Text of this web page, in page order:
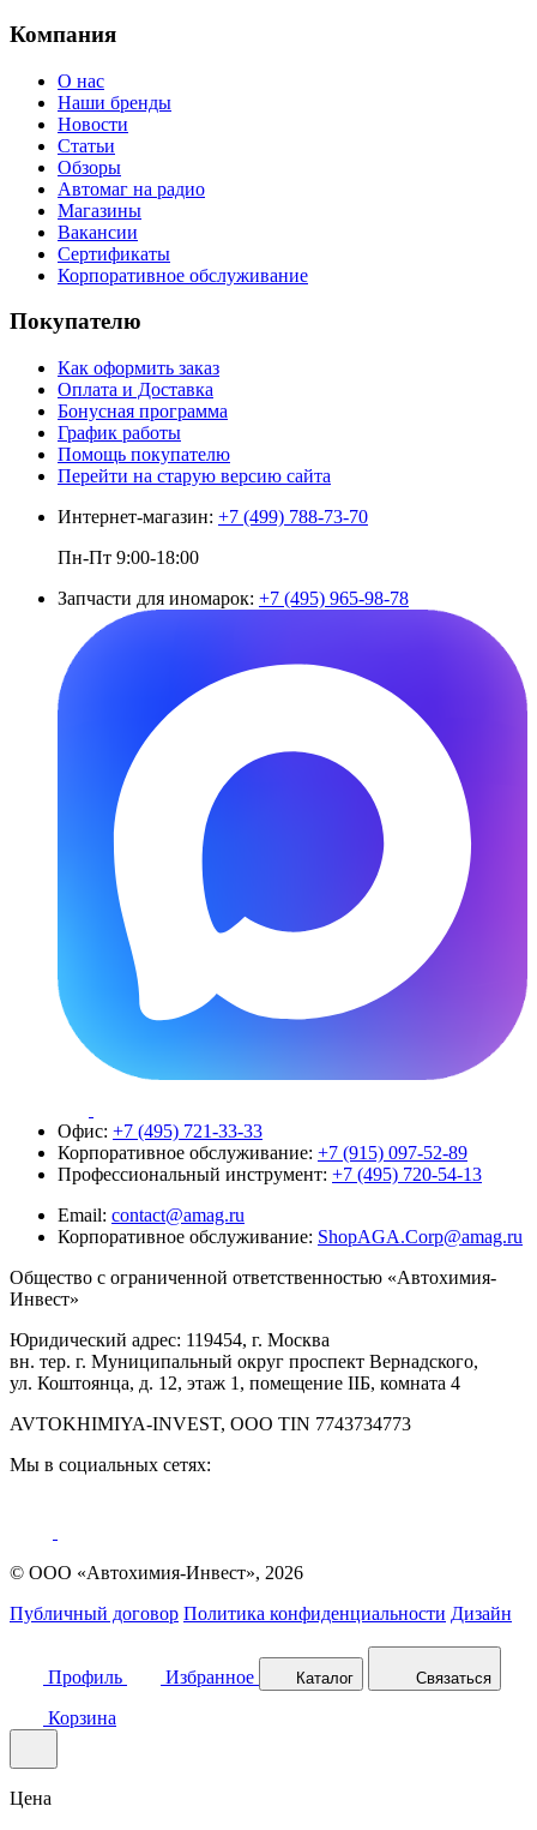
Компания
О нас
Наши бренды
Новости
Статьи
Обзоры
Автомаг на радио
Магазины
Вакансии
Сертификаты
Корпоративное обслуживание
Покупателю
Как оформить заказ
Оплата и Доставка
Бонусная программа
График работы
Помощь покупателю
Перейти на старую версию сайта
Интернет-магазин: +7 (499) 788-73-70
Пн-Пт 9:00-18:00
Запчасти для иномарок: +7 (495) 965-98-78
Офис: +7 (495) 721-33-33
Корпоративное обслуживание: +7 (915) 097-52-89
Профессиональный инструмент: +7 (495) 720-54-13
Email: contact@amag.ru
Корпоративное обслуживание: ShopAGA.Corp@amag.ru
Общество с ограниченной ответственностью «Автохимия-
Инвест»
Юридический адрес: 119454, г. Москва
вн. тер. г. Муниципальный округ проспект Вернадского,
ул. Коштоянца, д. 12, этаж 1, помещение IIБ, комната 4
AVTOKHIMIYA-INVEST, OOO TIN 7743734773
Мы в социальных сетях:
© ООО «Автохимия-Инвест», 2026
Публичный договор Политика конфиденциальности Дизайн
Профиль Избранное Каталог Связаться
Корзина
Цена